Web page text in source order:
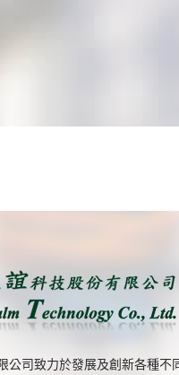
公司致力於發展及創新各種不